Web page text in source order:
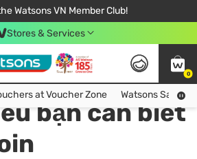
Watsons VN Member Club!
For Order From 249,000Đ
delivery in Hồ Chí Minh City
Stores & Services
0
Collect more hot vouchers at Voucher Zone
at Voucher Zone Watsons Safety
bạn cần biết